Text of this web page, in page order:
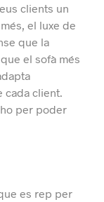
clients un
el luxe de
que la
el sofà més
cada client.
per poder
es rep per